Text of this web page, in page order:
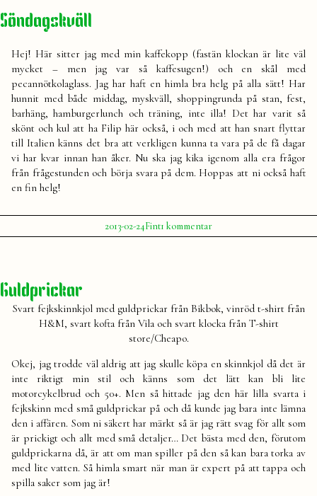
Söndagskväll
Hej! Här sitter jag med min kaffekopp (fastän klockan är lite väl
mycket – men jag var så kaffesugen!) och en skål med
pecannötkolaglass. Jag har haft en himla bra helg på alla sätt! Har
hunnit med både middag, myskväll, shoppingrunda på stan, fest,
barhäng, hamburgerlunch och träning, inte illa! Det har varit så
skönt och kul att ha Filip här också, i och med att han snart flyttar
till Italien känns det bra att verkligen kunna ta vara på de få dagar
vi har kvar innan han åker. Nu ska jag kika igenom alla era frågor
från frågestunden och börja svara på dem. Hoppas att ni också haft
en fin helg!
Publicerat
av
Julia
2013-02-24Publicerat
i
Fint1 kommentartill
Söndagskväll
Guldprickar
Svart fejkskinnkjol med guldprickar från Bikbok, vinröd t-shirt från
H&M, svart kofta från Vila och svart klocka från T-shirt
store/Cheapo.
Okej, jag trodde väl aldrig att jag skulle köpa en skinnkjol då det är
inte riktigt min stil och känns som det lätt kan bli lite
motorcykelbrud och 50+. Men så hittade jag den här lilla svarta i
fejkskinn med små guldprickar på och då kunde jag bara inte lämna
den i affären. Som ni säkert har märkt så är jag rätt svag för allt som
är prickigt och allt med små detaljer… Det bästa med den, förutom
guldprickarna då, är att om man spiller på den så kan bara torka av
med lite vatten. Så himla smart när man är expert på att tappa och
spilla saker som jag är!